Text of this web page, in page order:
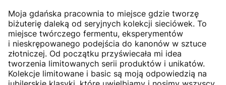
Moja gdańska pracownia to miejsce gdzie tworzę
biżuterię daleką od seryjnych kolekcji sieciówek. To
miejsce twórczego fermentu, eksperymentów
i nieskrępowanego podejścia do kanonów w sztuce
złotniczej. Od początku przyświecała mi idea
tworzenia limitowanych serii produktów i unikatów.
Kolekcje limitowane i basic są moją odpowiedzią na